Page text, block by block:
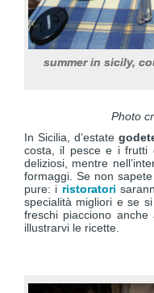
summer in sicily,
Photo
In Sicilia, d’estate
costa, il pesce e i frutti
deliziosi, mentre
formaggi. Se non
pure: i ristoratori
specialità migliori e se
freschi piacciono
illustrarvi le ricette.